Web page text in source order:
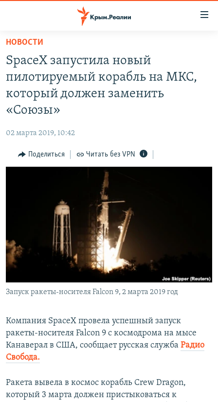
Вернуться
основному
содержанию
главной
Вернутся
поиску
СПЕЦПРОЕКТЫ
КАРТА ВОЕННЫХ ОБЪЕКТОВ КРЫМА
ИСТОРИЯ
ИНТЕРАКТИВ
ИНФОГРАФИКА
СОВЕТЫ ПРАВОЗАЩИТНИКОВ
ПРОПАВШИЕ БЕЗ ВЕСТИ
ПОБЕДИТЕЛЕЙ НЕ СУДЯТ?
КРЫМ.НЕПОКОРЕННЫЙ
РАДІО СВОБОДА
КАК ОБОЙТИ БЛОКИРОВКУ
ПРИСОЕДИНЯЙТЕСЬ!
Все сайты RFE/RL
НОВОСТИ
SpaceX запустила новый
пилотируемый корабль на МКС,
который должен заменить
«Союзы»
02 марта 2019, 10:42
Поделиться Читать без VPN
Запуск ракеты-носителя Falcon 9, 2 марта 2019 год
Компания SpaceX провела успешный запуск
ракеты-носителя Falcon 9 с космодрома на мысе
Канаверал в США, сообщает русская служба Радио
Свобода.
Ракета вывела в космос корабль Crew Dragon,
который 3 марта должен пристыковаться к